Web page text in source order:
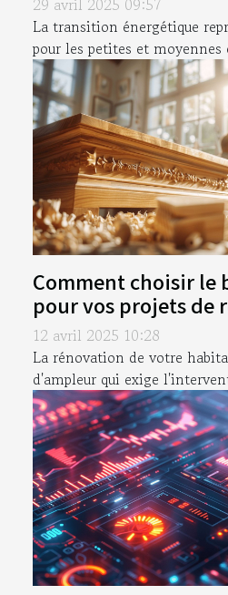
29 avril 2025 09:57
La transition énergétique
pour les petites et moyennes
Comment choisir le
pour vos projets de
12 avril 2025 10:28
La rénovation de votre
d'ampleur qui exige